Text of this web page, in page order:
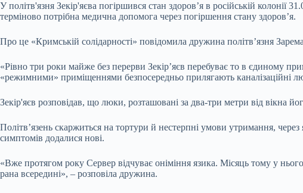
У політв'язня Зекір'яєва погіршився стан здоров’я в російській
терміново потрібна медична допомога через погіршення стану здоров’я.
Про це «Кримській солідарності» повідомила дружина політв’язня
«Рівно три роки майже без перерви Зекір’яєв перебуває то в єдиному
«режимними» приміщеннями безпосередньо прилягають каналізаційні
Зекір'яєв розповідав, що люки, розташовані за два-три метри від вікна
Політв’язень скаржиться на тортури й нестерпні умови утримання,
симптомів додалися нові.
«Вже протягом року Сервер відчуває оніміння язика. Місяць тому у
рана всередині», – розповіла дружина.